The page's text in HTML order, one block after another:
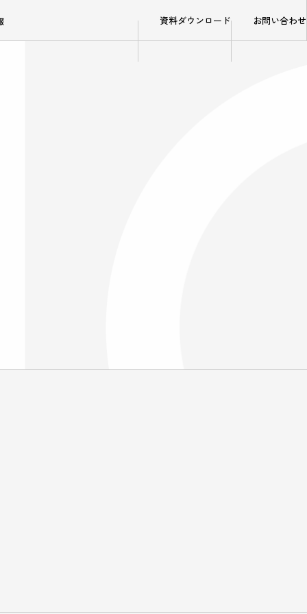
資料ダウンロード お問い合わせ